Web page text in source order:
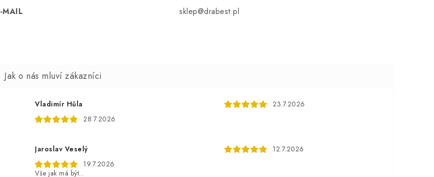
MAIL sklep@drabest.pl
Vladimír Hůla
28.7.2026
23.7.2026
Jaroslav Veselý
19.7.2026
Vše jak má být...
12.7.2026